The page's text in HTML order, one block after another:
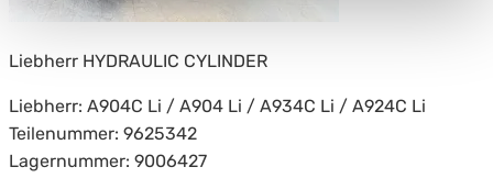
Liebherr HYDRAULIC CYLINDER
Liebherr: A904C Li / A904 Li / A934C Li / A924C Li
Teilenummer: 9625342
Lagernummer: 9006427